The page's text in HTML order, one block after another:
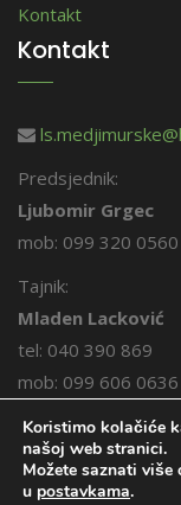
Kontakt
Kontakt
Predsjednik:
Ljubomir Grgec
mob: 099 320 0560
Tajnik:
Mladen Lacković
tel: 040 390 869
mob: 099 606 0636
Koristimo kolačiće
našoj web stranici.
Možete saznati
u postavkama.